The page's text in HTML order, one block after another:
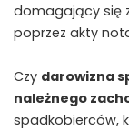
domagający się
poprzez akty
Czy darowizna
należnego
spadkobierców,